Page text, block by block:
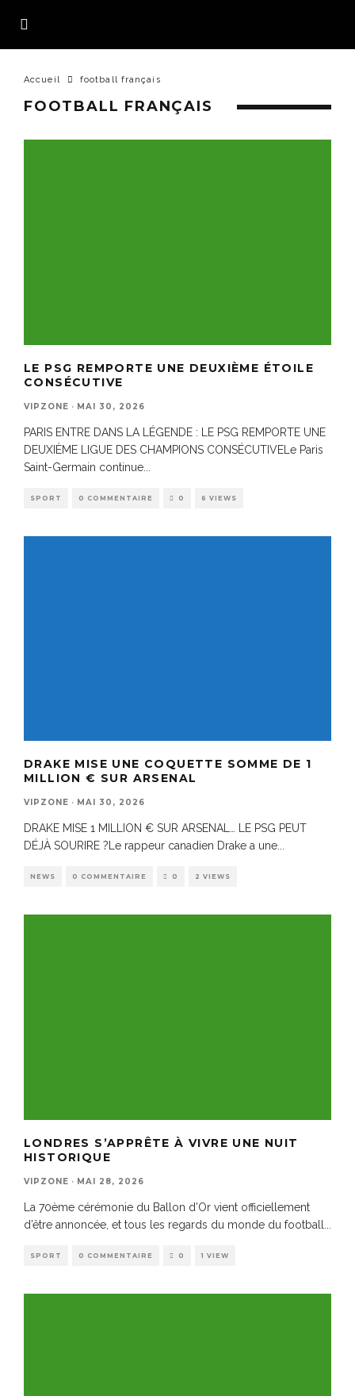
Accueil football français
FOOTBALL FRANÇAIS
LE PSG REMPORTE UNE DEUXIÈME ÉTOILE
CONSÉCUTIVE
VIPZONE · MAI 30, 2026
PARIS ENTRE DANS LA LÉGENDE : LE PSG REMPORTE UNE
DEUXIÈME LIGUE DES CHAMPIONS CONSÉCUTIVELe Paris
Saint-Germain continue
SPORT 0 COMMENTAIRE 0 6 VIEWS
DRAKE MISE UNE COQUETTE SOMME DE 1
MILLION € SUR ARSENAL
VIPZONE · MAI 30, 2026
DRAKE MISE 1 MILLION € SUR ARSENAL… LE PSG PEUT
DÉJÀ SOURIRE ?Le rappeur canadien Drake a une...
NEWS 0 COMMENTAIRE 0 2 VIEWS
LONDRES S’APPRÊTE À VIVRE UNE NUIT
HISTORIQUE
VIPZONE · MAI 28, 2026
La 70ème cérémonie du Ballon d’Or vient officiellement
d’être annoncée, et tous les regards du monde du football
SPORT 0 COMMENTAIRE 0 1 VIEW